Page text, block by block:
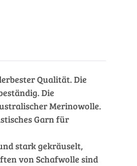
Qualität. Die
Die
Merinowolle.
Garn für
stark gekräuselt,
von Schafwolle sind